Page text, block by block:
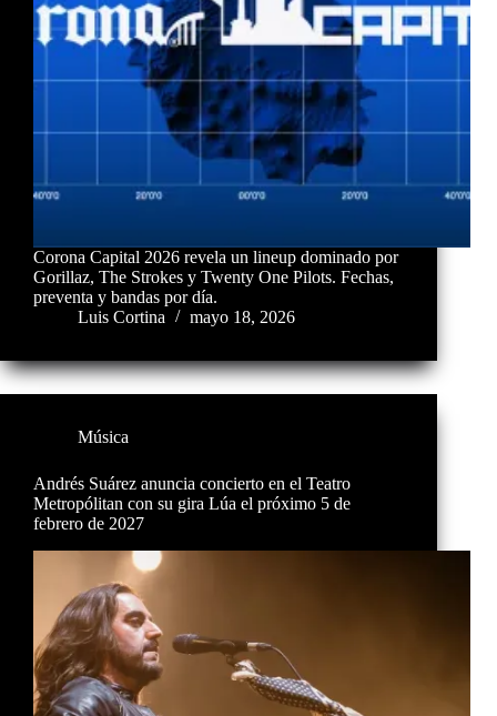
Corona Capital 2026 revela un lineup dominado por
Gorillaz, The Strokes y Twenty One Pilots. Fechas,
preventa y bandas por día.
Luis Cortina
mayo 18, 2026
Música
Andrés Suárez anuncia concierto en el Teatro
Metropólitan con su gira Lúa el próximo 5 de
febrero de 2027